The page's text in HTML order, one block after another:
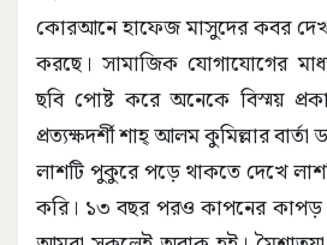
কোরআনে হাফেজ মাসুদের কবর
করছে। সামাজিক যোগাযোগের
ছবি পোষ্ট করে অনেকে বিস্ময়
প্রত্যক্ষদর্শী শাহ্‌ আলম কুমিল্লার
লাশটি পুকুরে পড়ে থাকতে দেখে
করি। ১৩ বছর পরও কাপনের কাপড়